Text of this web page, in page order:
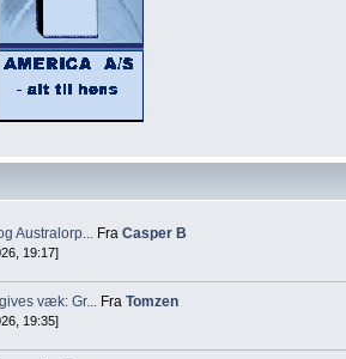
Australorp... Fra Casper B
19:17]
væk: Gr... Fra Tomzen
19:35]